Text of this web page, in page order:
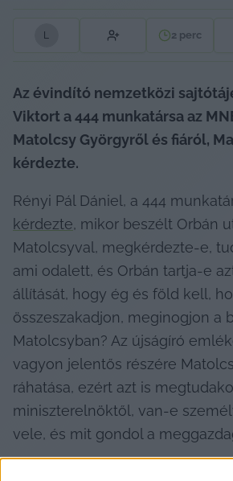
L 2 perc
Az évindító nemzetközi
Viktort a 444 munkatársa az
Matolcsy Györgyről és fiáról,
kérdezte.
Rényi Pál Dániel, a 444
kérdezte, mikor beszélt Orbán
Matolcsyval, megkérdezte-e,
ami odalett, és Orbán tartja-e
állítását, hogy ég és föld kell,
összeszakadjon, meginogjon a
Matolcsyban? Az újságíró
vagyon jelentős részére
ráhatása, ezért azt is
miniszterelnöktől, van-e
vele, és mit gondol a